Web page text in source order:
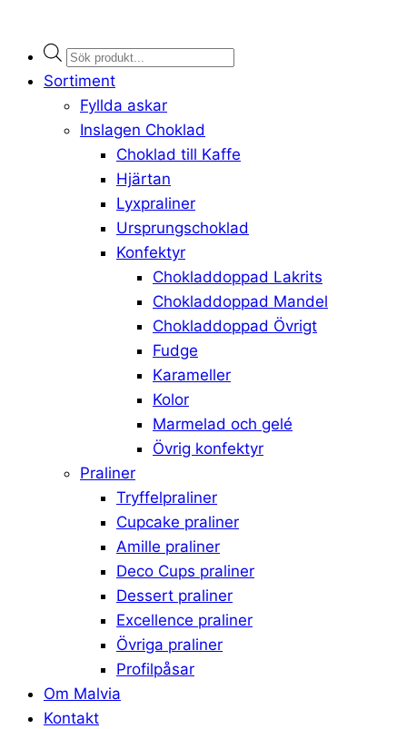
Products
search
Sortiment
Fyllda askar
Inslagen Choklad
Choklad till Kaffe
Hjärtan
Lyxpraliner
Ursprungschoklad
Konfektyr
Chokladdoppad Lakrits
Chokladdoppad Mandel
Chokladdoppad Övrigt
Fudge
Karameller
Kolor
Marmelad och gelé
Övrig konfektyr
Praliner
Tryffelpraliner
Cupcake praliner
Amille praliner
Deco Cups praliner
Dessert praliner
Excellence praliner
Övriga praliner
Profilpåsar
Om Malvia
Kontakt